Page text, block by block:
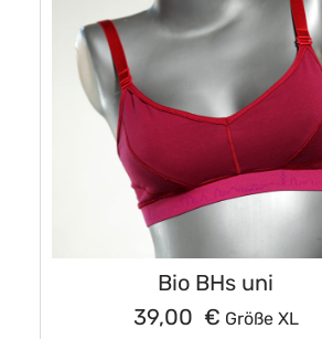
Bio BHs uni
39,00 € Größe XL